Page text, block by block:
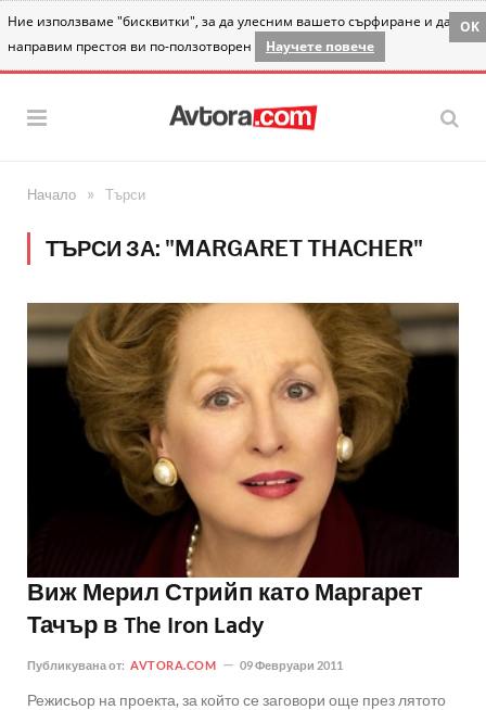
Ние използваме "бисквитки", за да улесним вашето сърфиране и да
направим престоя ви по-ползотворен
Научете повече
OK
Начало » Търси
ТЪРСИ ЗА: "MARGARET THACHER"
Виж Мерил Стрийп като Маргарет
Тачър в The Iron Lady
Публикувана от: AVTORA.COM 09 Февруари 2011
Режисьор на проекта, за който се заговори още през лятото